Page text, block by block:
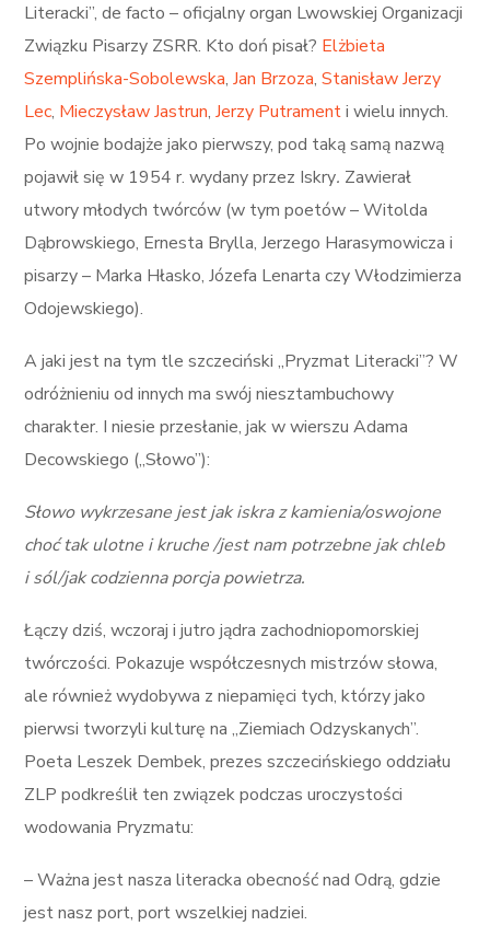
Literacki”, de facto – oficjalny organ Lwowskiej Organizacji
Związku Pisarzy ZSRR. Kto doń pisał? Elżbieta
Szemplińska-Sobolewska,Jan Brzoza,Stanisław Jerzy
Lec, Mieczysław Jastrun,Jerzy Putramenti wielu innych.
Po wojnie bodajże jako pierwszy, pod taką samą nazwą
pojawił się w 1954 r. wydany przez Iskry. Zawierał
utwory młodych twórców (w tym poetów – Witolda
Dąbrowskiego, Ernesta Brylla, Jerzego Harasymowicza i
pisarzy – Marka Hłasko, Józefa Lenarta czy Włodzimierza
Odojewskiego).
A jaki jest na tym tle szczeciński „Pryzmat Literacki”? W
odróżnieniu od innych ma swój niesztambuchowy
charakter. I niesie przesłanie, jak w wierszu Adama
Decowskiego („Słowo”):
Słowo wykrzesane jest jak iskra z kamienia/oswojone
choć tak ulotne i kruche /jest nam potrzebne jak chleb
i sól/jak codzienna porcja powietrza.
Łączy dziś, wczoraj i jutro jądra zachodniopomorskiej
twórczości. Pokazuje współczesnych mistrzów słowa,
ale również wydobywa z niepamięci tych, którzy jako
pierwsi tworzyli kulturę na „Ziemiach Odzyskanych”.
Poeta Leszek Dembek, prezes szczecińskiego oddziału
ZLP podkreślił ten związek podczas uroczystości
wodowania Pryzmatu:
– Ważna jest nasza literacka obecność nad Odrą, gdzie
jest nasz port, port wszelkiej nadziei.